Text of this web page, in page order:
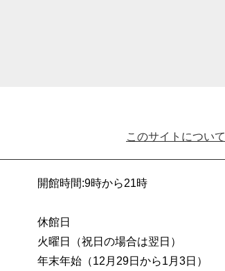
このサイトについて
開館時間:9時から21時
休館日
火曜日（祝日の場合は翌日）
年末年始（12月29日から1月3日）